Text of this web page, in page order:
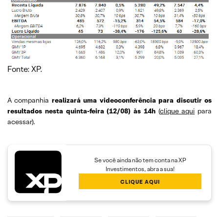
Fonte: XP.
A companhia realizará uma videoconferência para discutir os
resultados nesta quinta-feira (12/08) às 14h(cliqueaqui para
acessar).
Se você ainda não tem conta na XP
Investimentos, abra a sua!
CLIQUE AQUI